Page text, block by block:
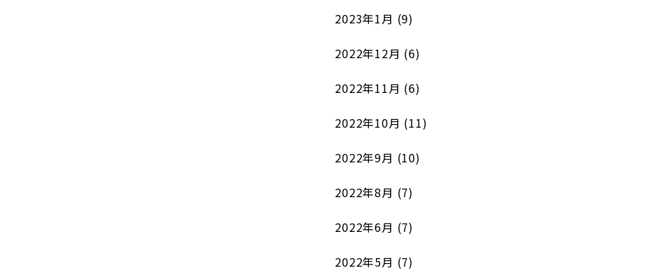
2023年1月 (9)
2022年12月 (6)
2022年11月 (6)
2022年10月 (11)
2022年9月 (10)
2022年8月 (7)
2022年6月 (7)
2022年5月 (7)